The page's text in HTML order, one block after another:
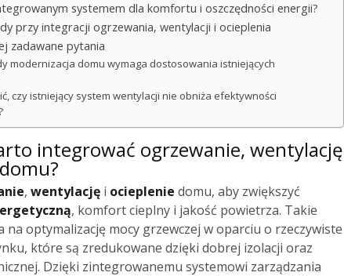
systemem dla komfortu i oszczędności energii?
przy integracji ogrzewania, wentylacji i ocieplenia
zadawane pytania
modernizacja domu wymaga dostosowania istniejących
czy istniejący system wentylacji nie obniża efektywności
integrować ogrzewanie, wentylację
, wentylację i ocieplenie domu, aby zwiększyć
, komfort cieplny i jakość powietrza. Takie
na optymalizację mocy grzewczej w oparciu o rzeczywiste
które są zredukowane dzięki dobrej izolacji oraz
Dzięki zintegrowanemu systemowi zarządzania